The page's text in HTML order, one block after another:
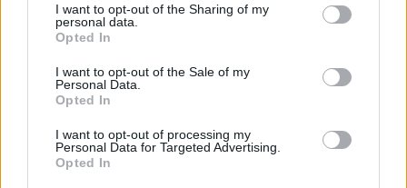
I want to opt-out of the Sharing of my
personal data.
Opted In
I want to opt-out of the Sale of my
Personal Data.
Opted In
I want to opt-out of processing my
Personal Data for Targeted Advertising.
Opted In
intero –Mi MIX 3 5G utilizza il meccanismo brevettato a scorrimento
magnetico di Xiaomi, che offre una grande esperienza tattile e
un’ampia gamma di personalizzazioni. Gli utenti possono impostare lo
scorrimento per eseguire funzioni come rispondere alle chiamate o
scorrimento, le cornici sono estremamente sottili, ottenendo un
rapporto schermo/corpo estremo. Quello che si nota è solo lo